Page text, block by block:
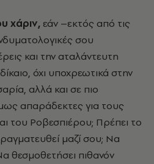
χάριν, εάν –εκτός από τις
σου
και την αταλάντευτη
όχι υποχρεωτικά στην
αλλά και σε πιο
απαράδεκτες για τους
του Ροβεσπιέρου; Πρέπει το
μαζί σου; Να
θεσμοθετήσει πιθανόν